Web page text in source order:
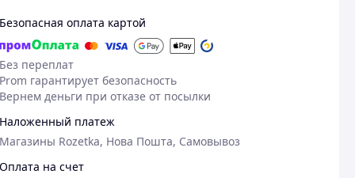
Безопасная оплата картой
Без переплат
Prom гарантирует безопасность
Вернем деньги при отказе от посылки
Наложенный платеж
Магазины Rozetka, Нова Пошта, Самовывоз
Оплата на счет